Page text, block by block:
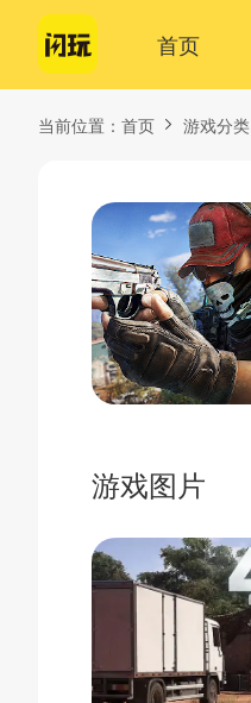
首页
当前位置： 首页 游戏分类
游戏图片